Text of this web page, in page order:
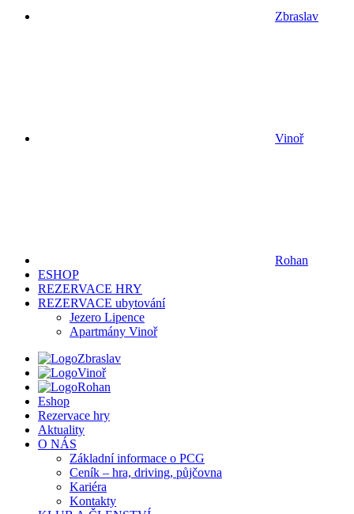
Zbraslav
Vinoř
Rohan
ESHOP
REZERVACE HRY
REZERVACE ubytování
Jezero Lipence
Apartmány Vinoř
Zbraslav
Vinoř
Rohan
Eshop
Rezervace hry
Aktuality
O NÁS
Základní informace o PCG
Ceník – hra, driving, půjčovna
Kariéra
Kontakty